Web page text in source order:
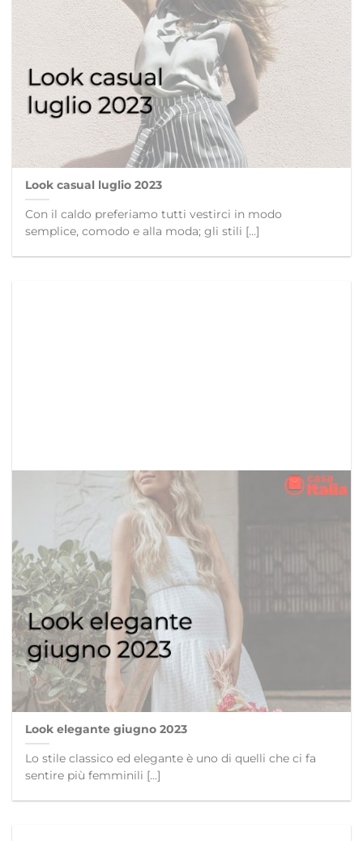
Look casual luglio 2023
Con il caldo preferiamo tutti vestirci in modo
semplice, comodo e alla moda; gli stili [...]
Look elegante giugno 2023
Lo stile classico ed elegante è uno di quelli che ci fa
sentire più femminili [...]